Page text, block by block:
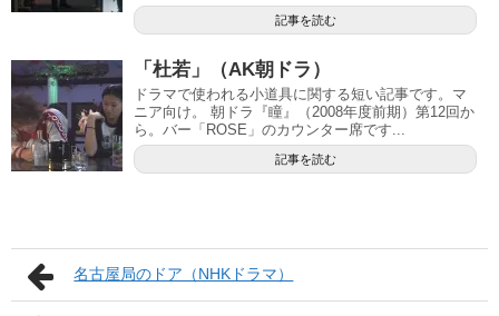
記事を読む
「杜若」（AK朝ドラ）
ドラマで使われる小道具に関する短い記事です。マ
ニア向け。 朝ドラ『瞳』（2008年度前期）第12回か
ら。バー「ROSE」のカウンター席です...
記事を読む
名古屋局のドア（NHKドラマ）